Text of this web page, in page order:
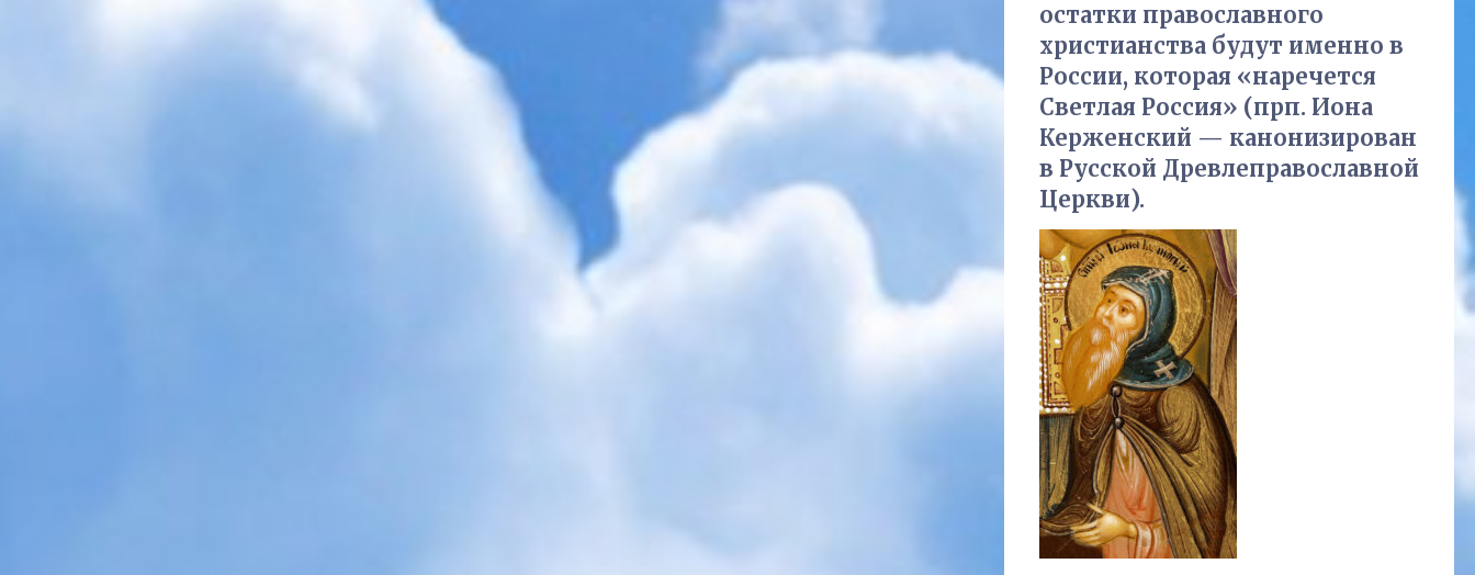
остатки православного
христианства будут именно в
России, которая «наречется
Светлая Россия» (прп. Иона
Керженский — канонизирован
в Русской Древлеправославной
Церкви).